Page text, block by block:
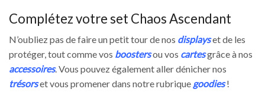
Complétez votre set Chaos Ascendant
N’oubliez pas de faire un petit tour de nos displayset de les
protéger, tout comme vos boostersou vos cartesgrâce à nos
accessoires. Vous pouvez également aller dénicher nos
trésorset vous promener dans notre rubrique goodies !